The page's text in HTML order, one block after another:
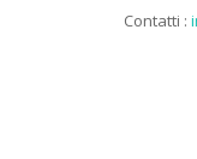
Contatti :